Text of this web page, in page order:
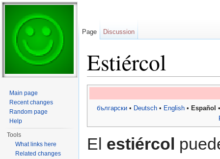
Estiércol
български• Deutsch• English• Español
El estiércol
Page Discussion
Main page
Recent changes
Random page
Help
Tools
What links here
Related changes